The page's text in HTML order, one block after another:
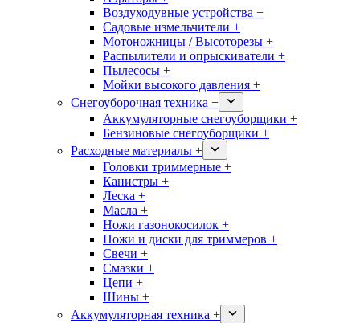
Воздуходувные устройства +
Садовые измельчители +
Мотоножницы / Высоторезы +
Распылители и опрыскиватели +
Пылесосы +
Мойки высокого давления +
Снегоуборочная техника +
Аккумуляторные снегоуборщики +
Бензиновые снегоуборщики +
Расходные материалы +
Головки триммерные +
Канистры +
Леска +
Масла +
Ножи газонокосилок +
Ножи и диски для триммеров +
Свечи +
Смазки +
Цепи +
Шины +
Аккумуляторная техника +